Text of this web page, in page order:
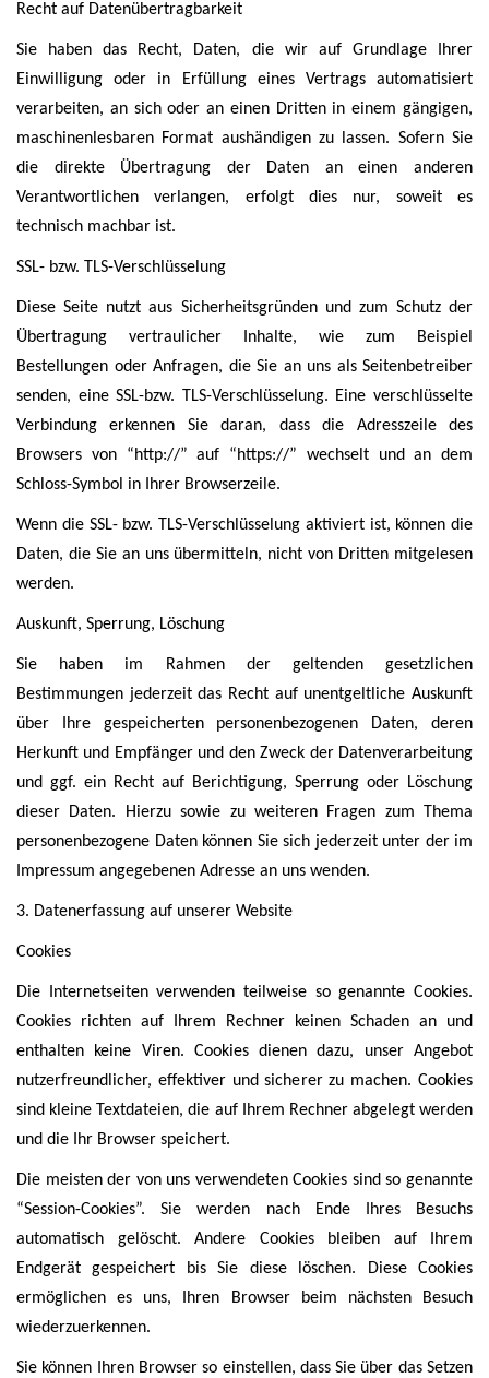
Recht auf Datenübertragbarkeit
Sie haben das Recht, Daten, die wir auf Grundlage Ihrer
Einwilligung oder in Erfüllung eines Vertrags automatisiert
verarbeiten, an sich oder an einen Dritten in einem gängigen,
maschinenlesbaren Format aushändigen zu lassen. Sofern Sie
die direkte Übertragung der Daten an einen anderen
Verantwortlichen verlangen, erfolgt dies nur, soweit es
technisch machbar ist.
SSL- bzw. TLS-Verschlüsselung
Diese Seite nutzt aus Sicherheitsgründen und zum Schutz der
Übertragung vertraulicher Inhalte, wie zum Beispiel
Bestellungen oder Anfragen, die Sie an uns als Seitenbetreiber
senden, eine SSL-bzw. TLS-Verschlüsselung. Eine verschlüsselte
Verbindung erkennen Sie daran, dass die Adresszeile des
Browsers von “http://” auf “https://” wechselt und an dem
Schloss-Symbol in Ihrer Browserzeile.
Wenn die SSL- bzw. TLS-Verschlüsselung aktiviert ist, können die
Daten, die Sie an uns übermitteln, nicht von Dritten mitgelesen
werden.
Auskunft, Sperrung, Löschung
Sie haben im Rahmen der geltenden gesetzlichen
Bestimmungen jederzeit das Recht auf unentgeltliche Auskunft
über Ihre gespeicherten personenbezogenen Daten, deren
Herkunft und Empfänger und den Zweck der Datenverarbeitung
und ggf. ein Recht auf Berichtigung, Sperrung oder Löschung
dieser Daten. Hierzu sowie zu weiteren Fragen zum Thema
personenbezogene Daten können Sie sich jederzeit unter der im
Impressum angegebenen Adresse an uns wenden.
3. Datenerfassung auf unserer Website
Cookies
Die Internetseiten verwenden teilweise so genannte Cookies.
Cookies richten auf Ihrem Rechner keinen Schaden an und
enthalten keine Viren. Cookies dienen dazu, unser Angebot
nutzerfreundlicher, effektiver und sicherer zu machen. Cookies
sind kleine Textdateien, die auf Ihrem Rechner abgelegt werden
und die Ihr Browser speichert.
Die meisten der von uns verwendeten Cookies sind so genannte
“Session-Cookies”. Sie werden nach Ende Ihres Besuchs
automatisch gelöscht. Andere Cookies bleiben auf Ihrem
Endgerät gespeichert bis Sie diese löschen. Diese Cookies
ermöglichen es uns, Ihren Browser beim nächsten Besuch
wiederzuerkennen.
Sie können Ihren Browser so einstellen, dass Sie über das Setzen